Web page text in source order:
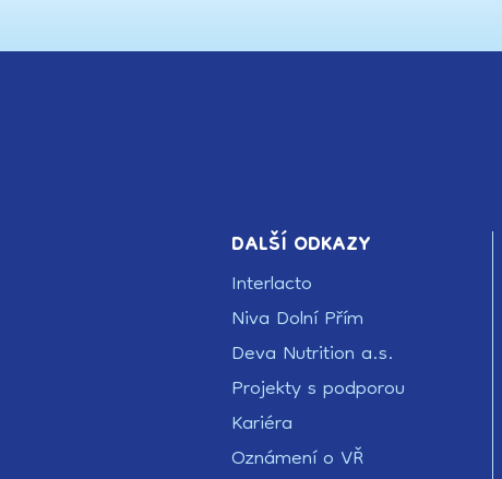
DALŠÍ ODKAZY
Interlacto
Niva Dolní Přím
Deva Nutrition a.s.
Projekty s podporou
Kariéra
Oznámení o VŘ